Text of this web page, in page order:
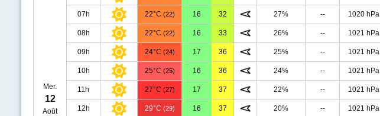
Mer.
12
Août
07h 22°C (22) 16 32 27% -- 1020 hPa
08h 22°C (22) 16 33 26% -- 1021 hPa
09h 24°C (24) 17 36 25% -- 1021 hPa
10h 25°C (25) 16 36 24% -- 1021 hPa
11h 27°C (27) 17 37 22% -- 1021 hPa
12h 29°C (29) 16 37 20% -- 1021 hPa